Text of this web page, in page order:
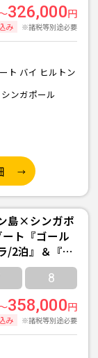
326,000円
み ※諸税等別途必要
ト バイ ヒルトン
ンガポール
島×シンガポ
ト『ゴール
/2泊』＆『ヨ
ール航空利
8
358,000円
み ※諸税等別途必要